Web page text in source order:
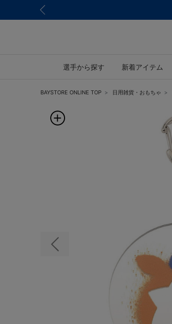
選手から探す 新着アイテム
BAYSTORE ONLINE TOP 日用雑貨・おもちゃ
前の画像